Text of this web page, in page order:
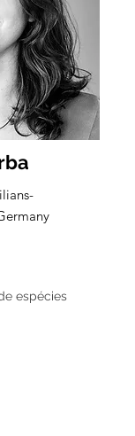
espécies